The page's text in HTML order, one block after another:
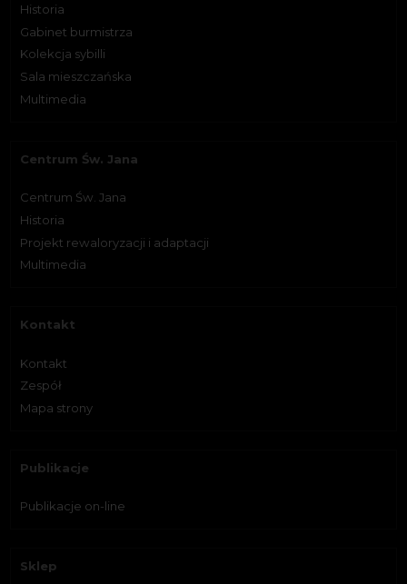
Historia
Gabinet burmistrza
Kolekcja sybilli
Sala mieszczańska
Multimedia
Centrum Św. Jana
Centrum Św. Jana
Historia
Projekt rewaloryzacji i adaptacji
Multimedia
Kontakt
Kontakt
Zespół
Mapa strony
Publikacje
Publikacje on-line
Sklep